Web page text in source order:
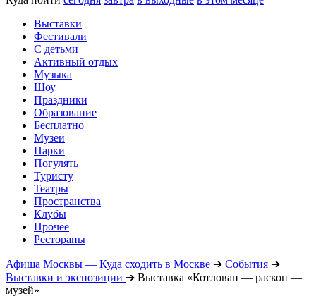
Выставки
Фестивали
С детьми
Активный отдых
Музыка
Шоу
Праздники
Образование
Бесплатно
Музеи
Парки
Погулять
Туристу
Театры
Пространства
Клубы
Прочее
Рестораны
Афиша Москвы — Куда сходить в Москве ➔ События ➔
Выставки и экспозиции ➔ Выставка «Котлован — раскоп —
музей»